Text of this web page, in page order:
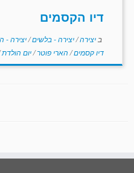
דיו הקסמים
ב יצירה/יצירה - בלשים/יצירה -
דיו קסמים/ הארי פוטר/יום הולדת